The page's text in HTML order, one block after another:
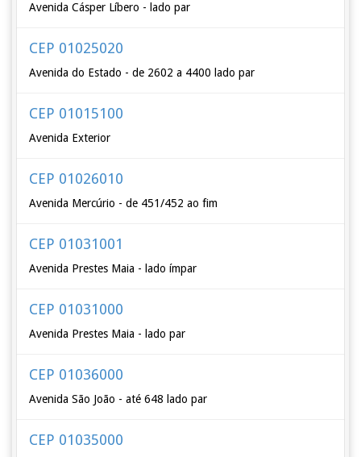
Avenida Cásper Líbero - lado par
CEP 01025020
Avenida do Estado - de 2602 a 4400 lado par
CEP 01015100
Avenida Exterior
CEP 01026010
Avenida Mercúrio - de 451/452 ao fim
CEP 01031001
Avenida Prestes Maia - lado ímpar
CEP 01031000
Avenida Prestes Maia - lado par
CEP 01036000
Avenida São João - até 648 lado par
CEP 01035000